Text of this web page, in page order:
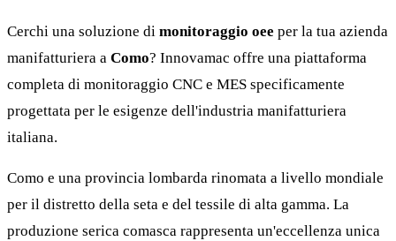
Cerchi una soluzione di monitoraggio oee per la tua azienda
manifatturiera a Como? Innovamac offre una piattaforma
completa di monitoraggio CNC e MES specificamente
progettata per le esigenze dell'industria manifatturiera
italiana.
Como e una provincia lombarda rinomata a livello mondiale
per il distretto della seta e del tessile di alta gamma. La
produzione serica comasca rappresenta un'eccellenza unica